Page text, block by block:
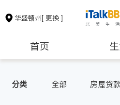
华盛顿州[ 更换 ]
首页
分类 全部 房屋贷款